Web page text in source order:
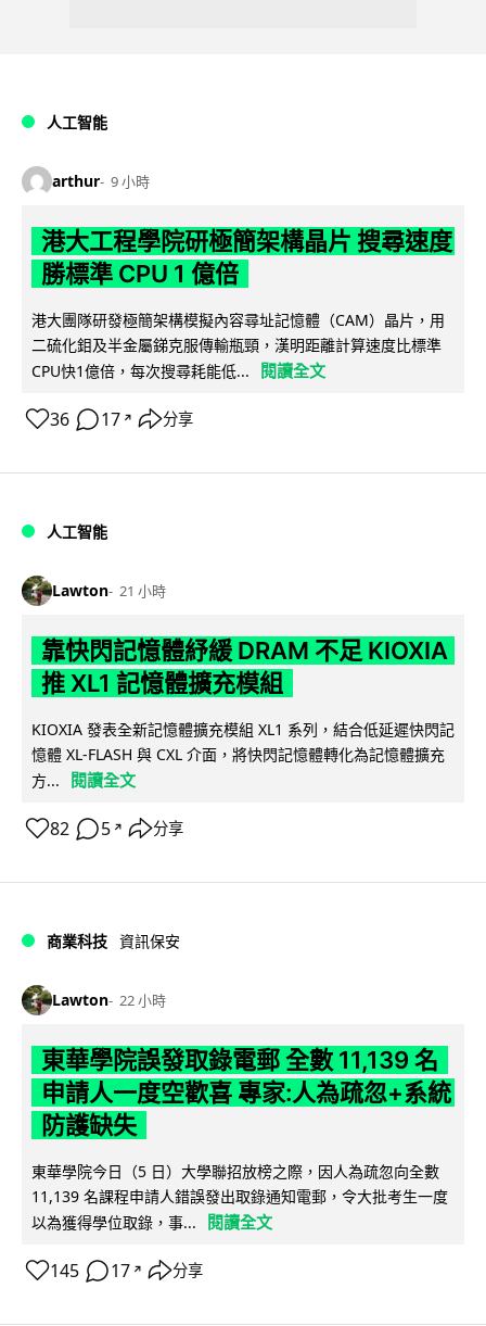
人工智能
arthur 9 小時
港大工程學院研極簡架構晶片 搜尋速度
勝標準 CPU 1 億倍
港大團隊研發極簡架構模擬內容尋址記憶體（CAM）晶片，用
二硫化鉬及半金屬銻克服傳輸瓶頸，漢明距離計算速度比標準
CPU快1億倍，每次搜尋耗能低...
閱讀全文
36 17 ↗ 分享
人工智能
Lawton 21 小時
靠快閃記憶體紓緩 DRAM 不足 KIOXIA
推 XL1 記憶體擴充模組
KIOXIA 發表全新記憶體擴充模組 XL1 系列，結合低延遲快閃記
憶體 XL-FLASH 與 CXL 介面，將快閃記憶體轉化為記憶體擴充
方...
閱讀全文
82 5 ↗ 分享
商業科技 資訊保安
Lawton 22 小時
東華學院誤發取錄電郵 全數 11,139 名
申請人一度空歡喜 專家:人為疏忽+系統
防護缺失
東華學院今日（5 日）大學聯招放榜之際，因人為疏忽向全數
11,139 名課程申請人錯誤發出取錄通知電郵，令大批考生一度
以為獲得學位取錄，事...
閱讀全文
145 17 ↗ 分享